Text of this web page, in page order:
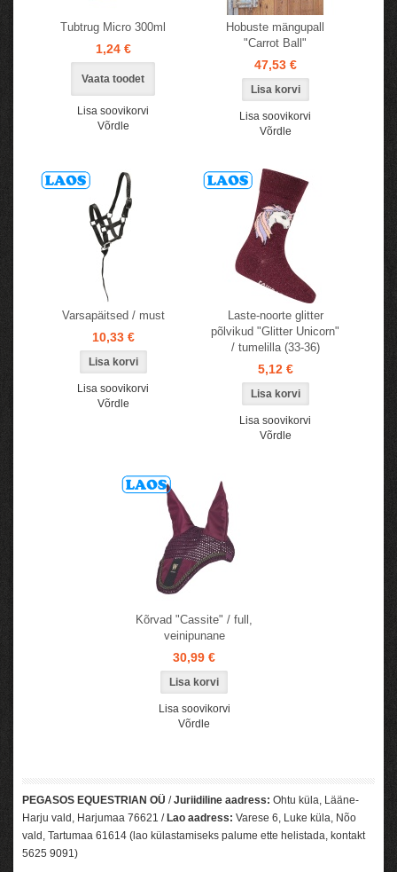
Tubtrug Micro 300ml
1,24 €
Vaata toodet
Lisa soovikorvi
Võrdle
Hobuste mängupall
"Carrot Ball"
47,53 €
Lisa soovikorvi
Võrdle
Varsapäitsed / must
10,33 €
Lisa soovikorvi
Võrdle
Laste-noorte glitter
põlvikud "Glitter Unicorn"
/ tumelilla (33-36)
5,12 €
Lisa soovikorvi
Võrdle
Kõrvad "Cassite" / full,
veinipunane
30,99 €
Lisa soovikorvi
Võrdle
PEGASOS EQUESTRIAN OÜ /Juriidiline aadress: Ohtu küla, Lääne-
Harju vald, Harjumaa 76621 / Lao aadress: Varese 6, Luke küla, Nõo
vald, Tartumaa 61614 (lao külastamiseks palume ette helistada, kontakt
5625 9091)